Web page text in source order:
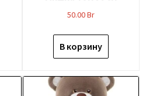
50.00Br
В корзину